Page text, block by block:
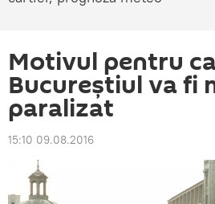
Motivul pentru
Bucureștiul va fi
paralizat
15:10 09.08.2016